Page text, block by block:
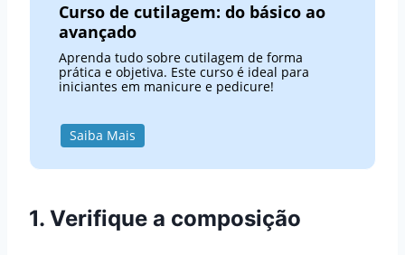
Curso de cutilagem: do básico ao
avançado
Aprenda tudo sobre cutilagem de forma
prática e objetiva. Este curso é ideal para
iniciantes em manicure e pedicure!
Saiba Mais
1. Verifique a composição